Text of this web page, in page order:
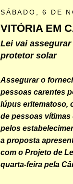
SÁBADO, 6 DE
VITÓRIA EM
Lei vai
protetor solar
Assegurar o
pessoas carentes
lúpus eritematoso,
de pessoas
pelos
a proposta
com o Projeto de
quarta-feira pela